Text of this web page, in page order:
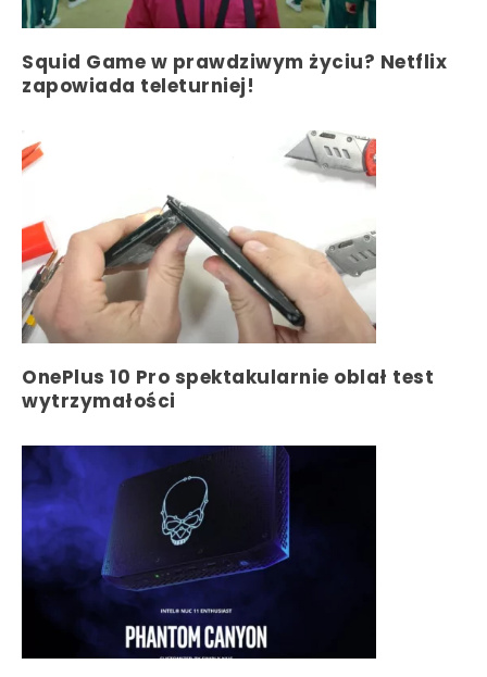
Squid Game w prawdziwym życiu? Netflix
zapowiada teleturniej!
OnePlus 10 Pro spektakularnie oblał test
wytrzymałości